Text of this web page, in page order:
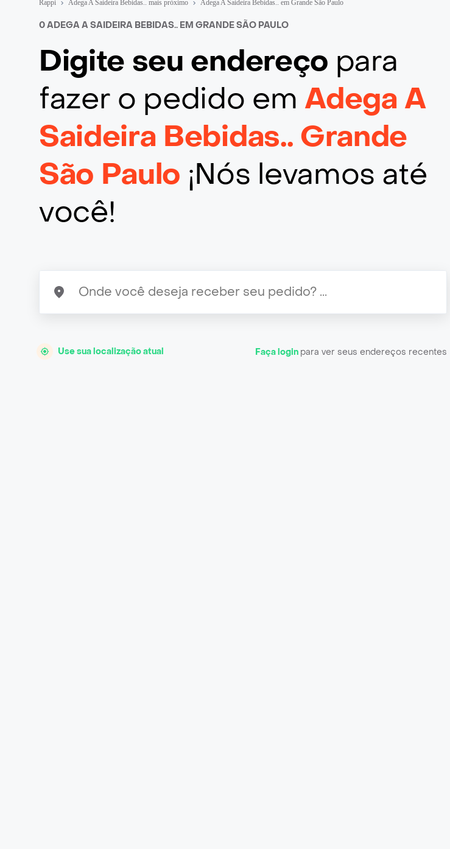
Rappi Adega A Saideira Bebidas.. mais próximo Adega A Saideira Bebidas.. em Grande São Paulo
0 ADEGA A SAIDEIRA BEBIDAS.. EM GRANDE SÃO PAULO
Digite seu endereço para
fazer o pedido em Adega A
Saideira Bebidas.. Grande
São Paulo ¡Nós levamos até
você!
Use sua localização atual Faça login para ver seus endereços recentes